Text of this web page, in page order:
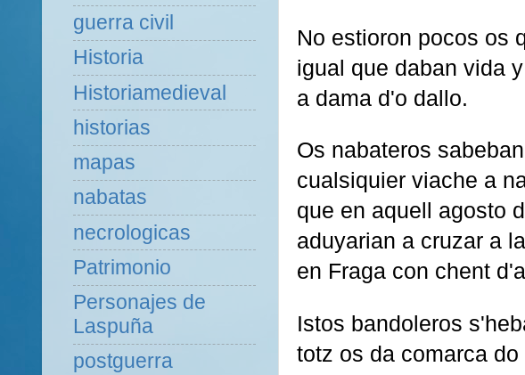
No estioron pocos os
igual que daban vida
a dama d'o dallo.
Os nabateros
cualsiquier viache a
que en aquell agosto
aduyarian a cruzar a
en Fraga con chent
Istos bandoleros
totz os da comarca
guerra civil
Historia
Historiamedieval
historias
mapas
nabatas
necrologicas
Patrimonio
Personajes de
Laspuña
postguerra